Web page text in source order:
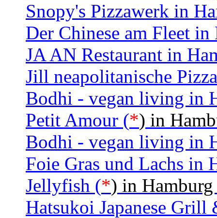
Snopy's Pizzawerk in
Der Chinese am Fleet
JA AN Restaurant in
Jill neapolitanische
Bodhi - vegan living in
Petit Amour (*) in
Bodhi - vegan living in
Foie Gras und Lachs in
Jellyfish (*) in
Hatsukoi Japanese